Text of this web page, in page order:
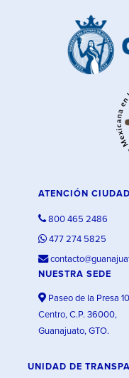
ATENCIÓN
800 465 2486
477 274 5825
NUESTRA SEDE
Paseo de la Presa
Centro, C.P. 36000,
Guanajuato, GTO.
UNIDAD DE